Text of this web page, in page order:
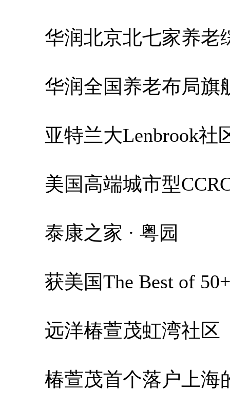
华润北京北七家养老
华润全国养老布局旗
亚特兰大Lenbrook社
美国高端城市型
泰康之家 · 粤园
获美国The Best of 50+
远洋椿萱茂虹湾社区
椿萱茂首个落户上海